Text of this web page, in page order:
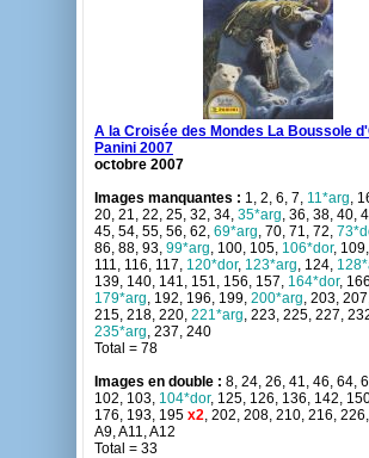
A la Croisée des Mondes La Boussole
Panini 2007
octobre 2007
Images manquantes : 1, 2, 6, 7, 11*arg,
20, 21, 22, 25, 32, 34, 35*arg, 36, 38, 40,
45, 54, 55, 56, 62, 69*arg, 70, 71, 72,
86, 88, 93, 99*arg, 100, 105, 106*dor, 109,
111, 116, 117, 120*dor, 123*arg, 124,
139, 140, 141, 151, 156, 157, 164*dor,
179*arg, 192, 196, 199, 200*arg, 203,
215, 218, 220, 221*arg, 223, 225, 227,
235*arg, 237, 240
Total = 78
Images en double : 8, 24, 26, 41, 46, 64,
102, 103, 104*dor, 125, 126, 136, 142,
176, 193, 195 x2, 202, 208, 210, 216,
A9, A11, A12
Total = 33